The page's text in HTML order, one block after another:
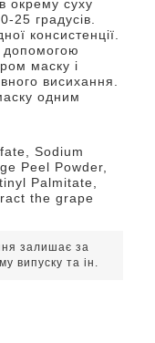
окрему суху
25 градусів.
консистенції.
допомогою
маску і
висихання.
одним
Sodium
Peel Powder,
Palmitate,
the grape
залишає за
випуску та ін.